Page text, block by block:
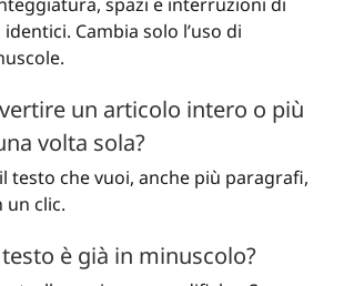
Cambia solo l’uso di
un articolo intero o più
volta sola?
testo che vuoi, anche più paragrafi,
un clic.
è già in minuscolo?